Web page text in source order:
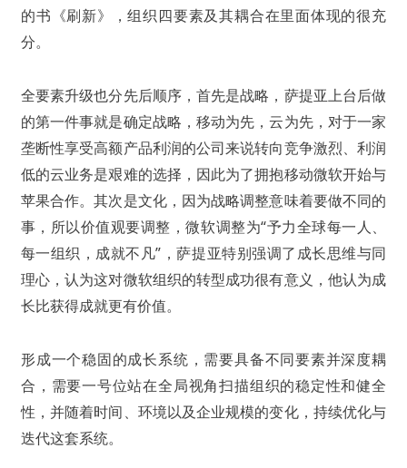
的书《刷新》，组织四要素及其耦合在里面体现的很充
分。
全要素升级也分先后顺序，首先是战略，萨提亚上台后做
的第一件事就是确定战略，移动为先，云为先，对于一家
垄断性享受高额产品利润的公司来说转向竞争激烈、利润
低的云业务是艰难的选择，因此为了拥抱移动微软开始与
苹果合作。其次是文化，因为战略调整意味着要做不同的
事，所以价值观要调整，微软调整为“予力全球每一人、
每一组织，成就不凡”，萨提亚特别强调了成长思维与同
理心，认为这对微软组织的转型成功很有意义，他认为成
长比获得成就更有价值。
形成一个稳固的成长系统，需要具备不同要素并深度耦
合，需要一号位站在全局视角扫描组织的稳定性和健全
性，并随着时间、环境以及企业规模的变化，持续优化与
迭代这套系统。